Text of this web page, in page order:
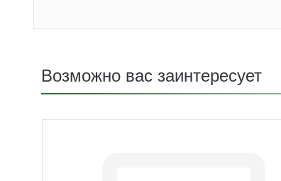
Возможно вас заинтересует